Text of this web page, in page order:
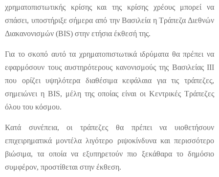
χρηματοπιστωτικής κρίσης και της κρίσης χρέους μπορεί να
σπάσει, υποστήριξε σήμερα από την Βασιλεία η Τράπεζα Διεθνών
Διακανονισμών (BIS) στην ετήσια έκθεσή της.
Για το σκοπό αυτό τα χρηματοπιστωτικά ιδρύματα θα πρέπει να
εφαρμόσουν τους αυστηρότερους κανονισμούς της Βασιλείας ΙΙΙ
που ορίζει υψηλότερα διαθέσιμα κεφάλαια για τις τράπεζες,
σημειώνει η BIS, μέλη της οποίας είναι οι Κεντρικές Τράπεζες
όλου του κόσμου.
Κατά συνέπεια, οι τράπεζες θα πρέπει να υιοθετήσουν
επιχειρηματικά μοντέλα λιγότερο ριψοκίνδυνα και περισσότερο
βιώσιμα, τα οποία να εξυπηρετούν πιο ξεκάθαρα το δημόσιο
συμφέρον, προστίθεται στην έκθεση.